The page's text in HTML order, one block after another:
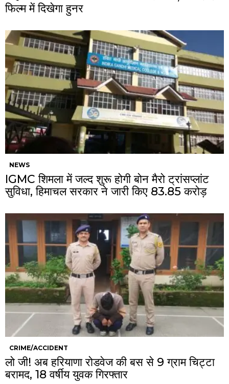
फिल्म में दिखेगा हुनर
NEWS
IGMC शिमला में जल्द शुरू होगी बोन मैरो ट्रांसप्लांट
सुविधा, हिमाचल सरकार ने जारी किए ₹83.85 करोड़
CRIME/ACCIDENT
लो जी! अब हरियाणा रोडवेज की बस से 9 ग्राम चिट्टा
बरामद, 18 वर्षीय युवक गिरफ्तार